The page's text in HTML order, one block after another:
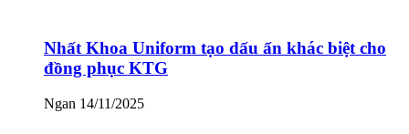
Nhất Khoa Uniform tạo dấu ấn khác biệt cho
đồng phục KTG
Ngan 14/11/2025